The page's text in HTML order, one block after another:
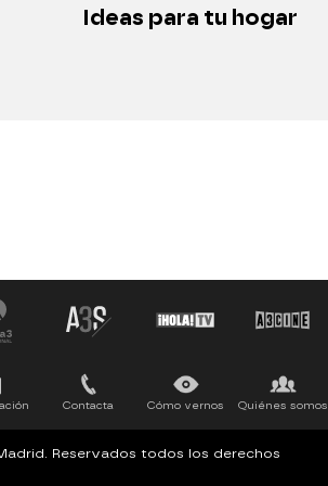
Ideas para tu hogar
Contacta Cómo vernos Quiénes somos
Reservados todos los derechos